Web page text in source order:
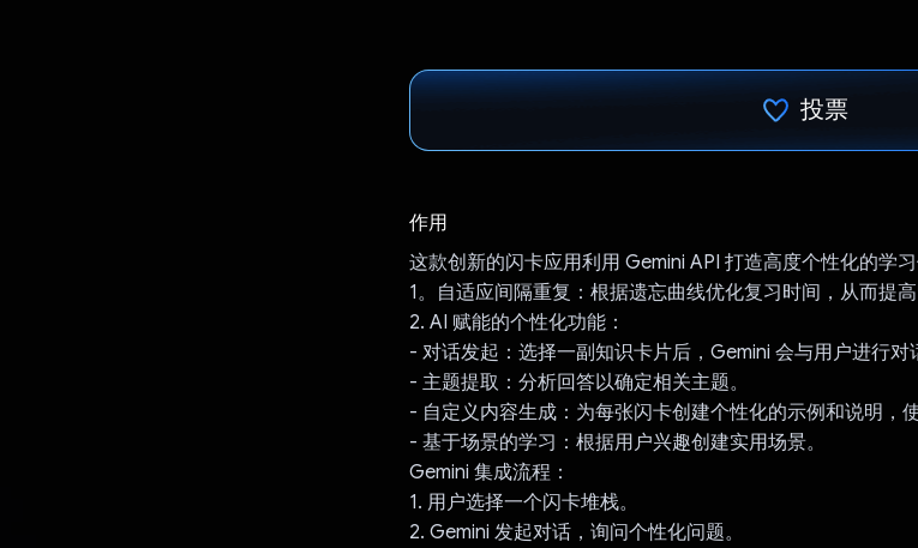
投票
作用
这款创新的闪卡应用利用 Gemini API 打造高度个性化的学
1。自适应间隔重复：根据遗忘曲线优化复习时间，从而提高
2. AI 赋能的个性化功能：
- 对话发起：选择一副知识卡片后，Gemini 会与用户进行对
- 主题提取：分析回答以确定相关主题。
- 自定义内容生成：为每张闪卡创建个性化的示例和说明，
- 基于场景的学习：根据用户兴趣创建实用场景。
Gemini 集成流程：
1. 用户选择一个闪卡堆栈。
2. Gemini 发起对话，询问个性化问题。